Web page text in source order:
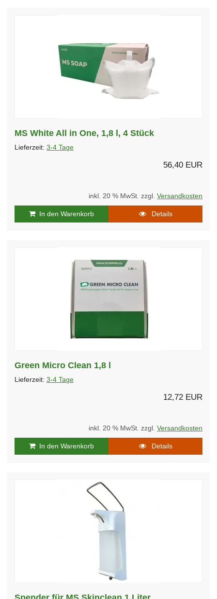
MS White All in One, 1,8 l, 4 Stück
Lieferzeit: 3-4 Tage
56,40 EUR
inkl. 20 % MwSt. zzgl. Versandkosten
In den Warenkorb Details
Green Micro Clean 1,8 l
Lieferzeit: 3-4 Tage
12,72 EUR
inkl. 20 % MwSt. zzgl. Versandkosten
In den Warenkorb Details